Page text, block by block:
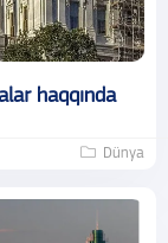
haqqında
Dünya